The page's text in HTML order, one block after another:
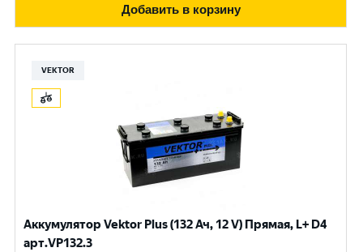
Добавить в корзину
VEKTOR
Аккумулятор Vektor Plus (132 Ач, 12 V) Прямая, L+ D4
арт.VP132.3